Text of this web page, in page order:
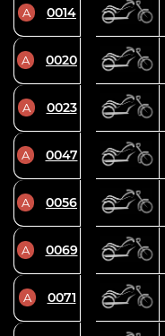
A 0014
A 0020
A 0023
A 0047
A 0056
A 0069
A 0071